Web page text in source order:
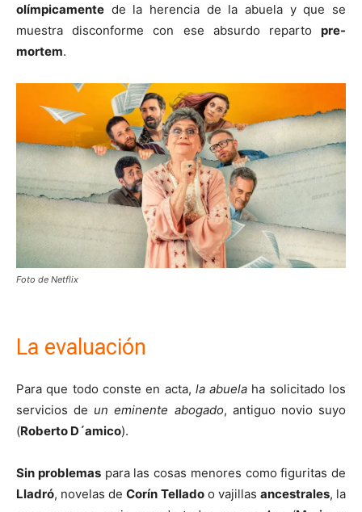
olímpicamente de la herencia de la abuela y que se
muestra disconforme con ese absurdo reparto pre-
mortem.
Foto de Netflix
La evaluación
Para que todo conste en acta, la abuela ha solicitado los
servicios de un eminente abogado, antiguo novio suyo
(Roberto D´amico).
Sin problemaspara las cosas menores como figuritas de
Lladró, novelas deCorín Telladoo vajillas ancestrales, la